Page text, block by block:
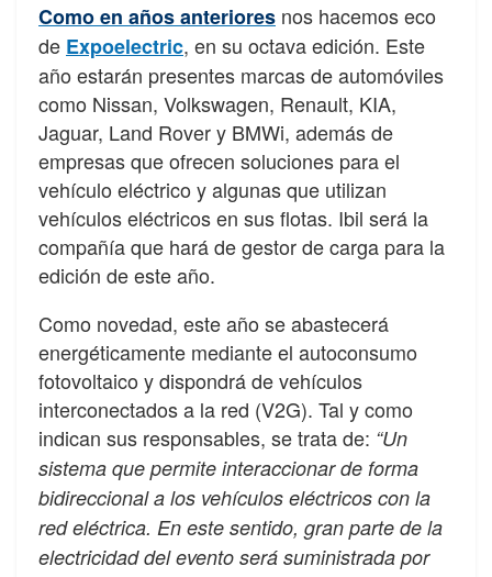
Como en años anteriores nos hacemos eco
de Expoelectric, en su octava edición. Este
año estarán presentes marcas de automóviles
como Nissan, Volkswagen, Renault, KIA,
Jaguar, Land Rover y BMWi, además de
empresas que ofrecen soluciones para el
vehículo eléctrico y algunas que utilizan
vehículos eléctricos en sus flotas. Ibil será la
compañía que hará de gestor de carga para la
edición de este año.
Como novedad, este año se abastecerá
energéticamente mediante el autoconsumo
fotovoltaico y dispondrá de vehículos
interconectados a la red (V2G). Tal y como
indican sus responsables, se trata de: “Un
sistema que permite interaccionar de forma
bidireccional a los vehículos eléctricos con la
red eléctrica. En este sentido, gran parte de la
electricidad del evento será suministrada por